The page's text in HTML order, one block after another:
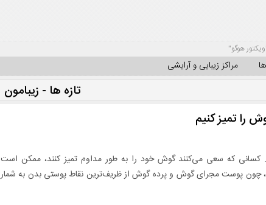
هوگو"
مراکز زیبایی و آرایشی
تازه ها - زیبامون
تمیز کنیم
که سعی می‌کنند گوش خود را به طور مداوم تمیز کنند، ممکن است
چون پوست مجرای گوش و پرده‌ گوش از ظریف‌ترین نقاط پوستی بدن به شمار